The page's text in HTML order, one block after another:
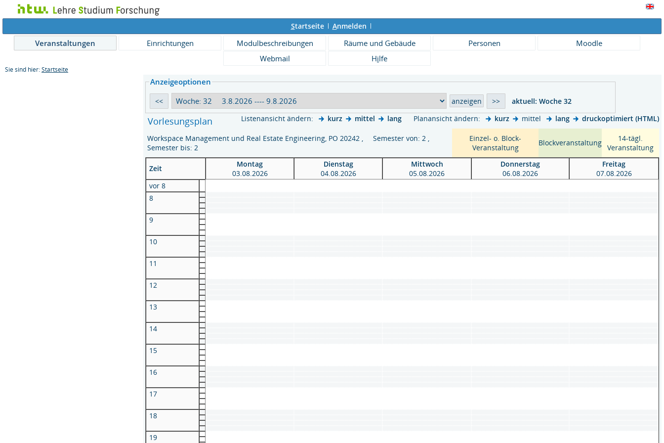
Startseite Anmelden
Veranstaltungen Einrichtungen Modulbeschreibungen Räume und Gebäude Personen
Moodle
Webmail
Hilfe
Sie sind hier: Startseite
Anzeigeoptionen
aktuell:Woche 32
Vorlesungsplan Listenansicht ändern: kurz mittel lang Planansicht ändern: kurz mittel lang druckoptimiert (HTML)
Workspace Management und Real Estate Engineering, PO 20242 , Semester von: 2 ,
Semester bis: 2
Einzel- o. Block-
Veranstaltung
Blockveranstaltung
14-tägl.
Veranstaltung
Zeit
Montag
03.08.2026
Dienstag
04.08.2026
Mittwoch
05.08.2026
Donnerstag
06.08.2026
Freitag
07.08.2026
vor 8
8
9
10
11
12
13
14
15
16
17
18
19